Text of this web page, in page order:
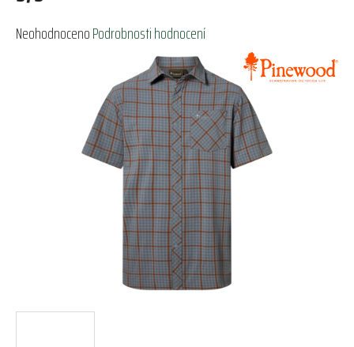
Průměrné
NeohodnocenoPodrobnosti hodnocení